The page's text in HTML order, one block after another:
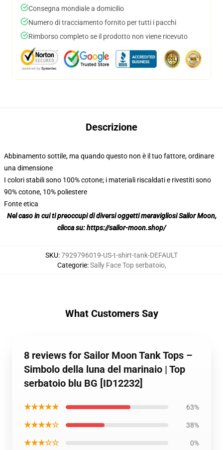
Consegna mondiale a domicilio
Numero di tracciamento fornito per tutti i pacchi
Rimborso completo se il prodotto non viene ricevuto
Descrizione
Abbinamento sottile, ma quando questo non è il tuo fattore, ordinare
una dimensione
I colori stabili sono 100% cotone; i materiali riscaldati e rivestiti sono
90% cotone, 10% poliestere
Fonte etica
Nel caso in cui ti preoccupi di diversi oggetti meravigliosi Sailor Moon,
clicca su:https://sailor-moon.shop/
SKU:7929796019-US-t-shirt-tank-DEFAULT
Categorie:Sally Face Top serbatoio,
What Customers Say
8 reviews for Sailor Moon Tank Tops –
Simbolo della luna del marinaio | Top
serbatoio blu BG [ID12232]
★★★★★ 63%
★★★★☆ 38%
★★★☆☆ 0%